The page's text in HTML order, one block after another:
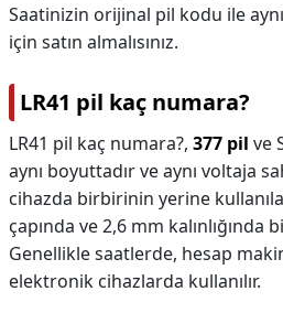
Saatinizin orijinal pil kodu ile
için satın almalısınız.
LR41 pil kaç numara?
LR41 pil kaç numara?, 377 pil ve
aynı boyuttadır ve aynı voltaja
cihazda birbirinin yerine
çapında ve 2,6 mm
Genellikle saatlerde, hesap
elektronik cihazlarda kullanılır.